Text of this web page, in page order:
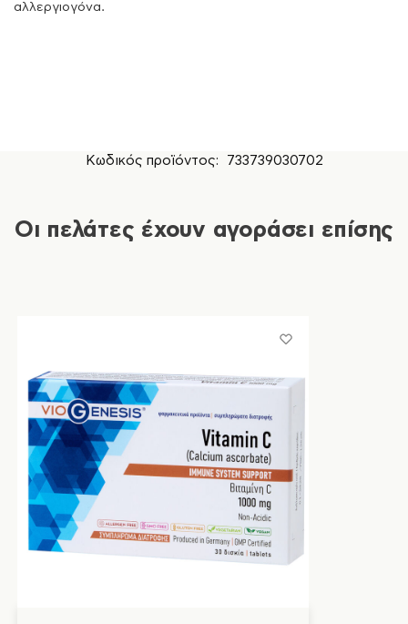
αλλεργιογόνα.
Κωδικός προϊόντος: 733739030702
Οι πελάτες έχουν αγοράσει επίσης